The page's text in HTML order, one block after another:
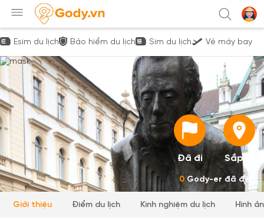
Esim du lịch Bảo hiểm du lịch Sim du lịch Vé máy bay
Đã đi Sắp đi
0Gody-er đã đến
Giới thiệu Điểm du lịch Kinh nghiệm du lịch Hình